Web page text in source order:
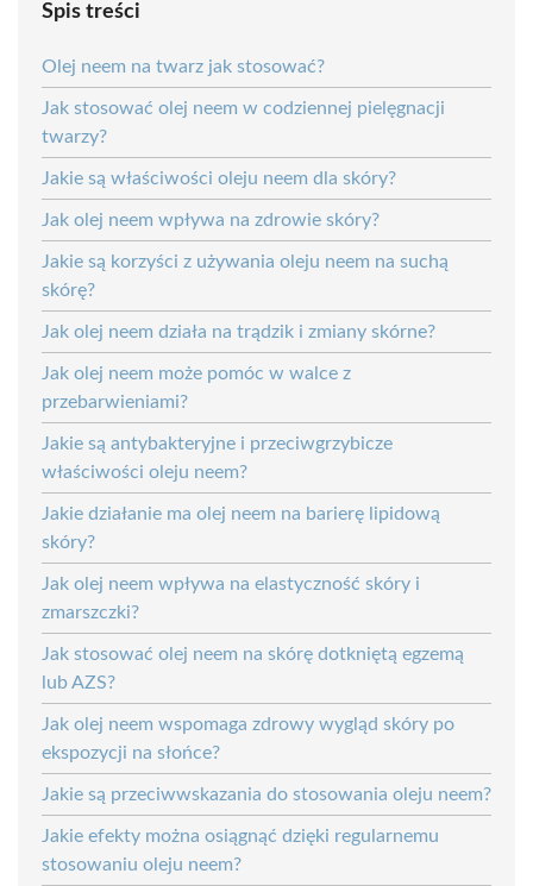
Spis treści
Olej neem na twarz jak stosować?
Jak stosować olej neem w codziennej pielęgnacji
twarzy?
Jakie są właściwości oleju neem dla skóry?
Jak olej neem wpływa na zdrowie skóry?
Jakie są korzyści z używania oleju neem na suchą
skórę?
Jak olej neem działa na trądzik i zmiany skórne?
Jak olej neem może pomóc w walce z
przebarwieniami?
Jakie są antybakteryjne i przeciwgrzybicze
właściwości oleju neem?
Jakie działanie ma olej neem na barierę lipidową
skóry?
Jak olej neem wpływa na elastyczność skóry i
zmarszczki?
Jak stosować olej neem na skórę dotkniętą egzemą
lub AZS?
Jak olej neem wspomaga zdrowy wygląd skóry po
ekspozycji na słońce?
Jakie są przeciwwskazania do stosowania oleju neem?
Jakie efekty można osiągnąć dzięki regularnemu
stosowaniu oleju neem?